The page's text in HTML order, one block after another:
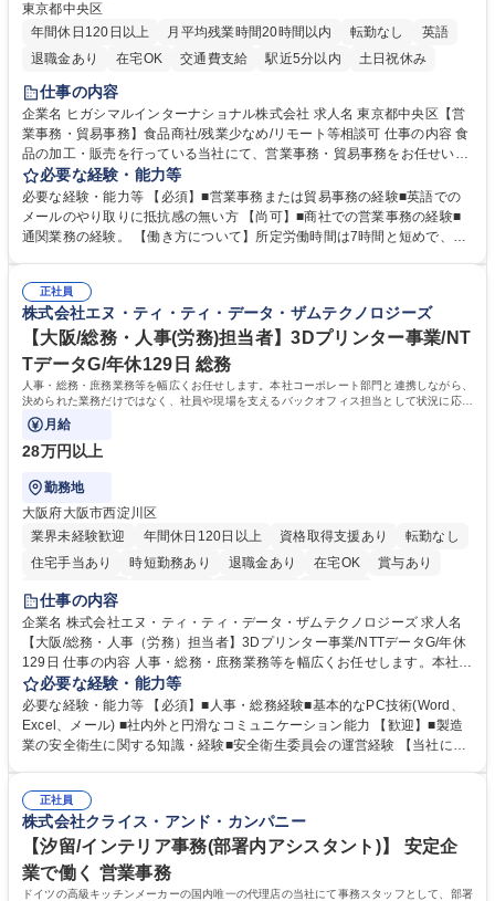
東京都中央区
年間休日120日以上
月平均残業時間20時間以内 転勤なし
英語
退職金あり
在宅OK 交通費支給 駅近5分以内 土日祝休み
仕事の内容
企業名 ヒガシマルインターナショナル株式会社 求人名 東京都中央区【営
業事務・貿易事務】食品商社/残業少なめ/リモート等相談可 仕事の内容 食
品の加工・販売を行っている当社にて、営業事務・貿易事務をお任せいた
します。営業社員のサポートポジションとして、受発注から海外工場との
調整まで幅広く対応し、当社事業の根幹を支えていただきます。 ■受発注
業務、請求書発行 ■海外工場とのスケジュール調整 ■在庫管理 ■輸入書類
の確認・作成 ■配送手配 ■通関業者を通して行う輸出入業全般 ■倉庫との
ルプロデュースしているため、商品に関わる全ての業務をサポート頂きま
す。 募集職種 東京都中央区【営業事務・貿易事務】食品商社/残業少なめ/
リモート等相談可
必要な経験・能力等
必要な経験・能力等 【必須】■営業事務または貿易事務の経験■英語での
メールのやり取りに抵抗感の無い方 【尚可】■商社での営業事務の経験■
通関業務の経験。 【働き方について】所定労働時間は7時間と短めで、残
の強み】1991年の設立以来、外食産業を中心としたお客様の多様なニー
ズに沿った冷凍水産物等の生産・輸入・販売を一貫して手掛けています。
自社工場と海外拠点の強固な連携によるワンストップサービスが最大の強
みです。 学歴・資格 学歴：大学院 大学 語学力：英語 資格：
正社員
株式会社エヌ・ティ・ティ・データ・ザムテクノロジーズ
【大阪/総務・人事(労務)担当者】3Dプリンター事業/NT
TデータG/年休129日 総務
人事・総務・庶務業務等を幅広くお任せします。本社コーポレート部門と連携しながら、
決められた業務だけではなく、社員や現場を支えるバックオフィス担当として状況に応じ
て柔軟に対応いただくことを期待します。
月給
28万円以上
勤務地
大阪府大阪市西淀川区
業界未経験歓迎
年間休日120日以上 資格取得支援あり
転勤なし
住宅手当あり
時短勤務あり 退職金あり 在宅OK
賞与あり
完全週休2日制
仕事の内容
企業名 株式会社エヌ・ティ・ティ・データ・ザムテクノロジーズ 求人名
【大阪/総務・人事（労務）担当者】3Dプリンター事業/NTTデータG/年休
129日 仕事の内容 人事・総務・庶務業務等を幅広くお任せします。本社コ
ーポレート部門と連携しながら、決められた業務だけではなく、社員や現
場を支えるバックオフィス担当として状況に応じて柔軟に対応いただくこ
とを期待します。 【詳細】■入退社手続き、社員情報管理■入社時オリエ
ンテーションの実施■勤怠・各種申請内容の確認■採用業務のサポート■来
生に関する業務等■健康診断、産業医面談、休職・復職手続き等の労務サ
ポート■社内ルールの運用・各種社内案内■その他、拠点運営に関わる管理
部門業務 募集職種 【大阪/総務・人事（労務）担当者】3Dプリンター事
業/NTTデータG/年休129日
必要な経験・能力等
必要な経験・能力等 【必須】■人事・総務経験■基本的なPC技術(Word、
Excel、メール) ■社内外と円滑なコミュニケーション能力 【歓迎】■製造
業の安全衛生に関する知識・経験■安全衛生委員会の運営経験 【当社につ
アが磨けます。 ◎NTTデータグループであり福利厚生は充実しているとと
もに、働き方改革も推進しています。 学歴・資格 学歴：大学院 大学 高専
短大 専修学校 語学力： 資格：
正社員
株式会社クライス・アンド・カンパニー
【汐留/インテリア事務(部署内アシスタント)】 安定企
業で働く 営業事務
ドイツの高級キッチンメーカーの国内唯一の代理店の当社にて事務スタッフとして、部署